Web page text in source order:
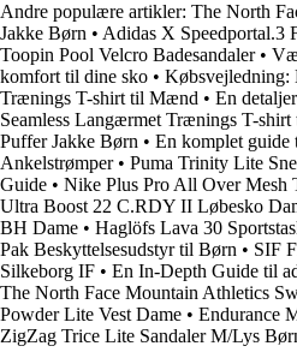
Andre populære artikler: The North
Jakke Børn • Adidas X Speedportal.3
Toopin Pool Velcro Badesandaler•
komfort til dine sko • Købsvejledning:
Trænings T-shirt til Mænd • En
Seamless Langærmet Trænings T-shirt
Puffer Jakke Børn • En komplet guide
Ankelstrømper• Puma Trinity Lite
Guide • Nike Plus Pro All Over Mesh
Ultra Boost 22 C.RDY II Løbesko
BH Dame • Haglöfs Lava 30
Pak Beskyttelsesudstyr til Børn • SIF
Silkeborg IF • En In-Depth Guide til
The North Face Mountain Athletics
Powder Lite Vest Dame • Endurance
ZigZag Trice Lite Sandaler M/Lys